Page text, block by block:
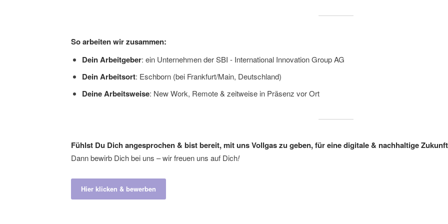
So arbeiten wir zusammen:
Dein Arbeitgeber: ein Unternehmen der SBI - International Innovation Group AG
Dein Arbeitsort: Eschborn (bei Frankfurt/Main, Deutschland)
Deine Arbeitsweise: New Work, Remote & zeitweise in Präsenz vor Ort
Fühlst Du Dich angesprochen & bist bereit, mit uns Vollgas zu geben, für eine digitale & nachhaltige
Dann bewirb Dich bei uns – wir freuen uns auf Dich!
Hier klicken & bewerben